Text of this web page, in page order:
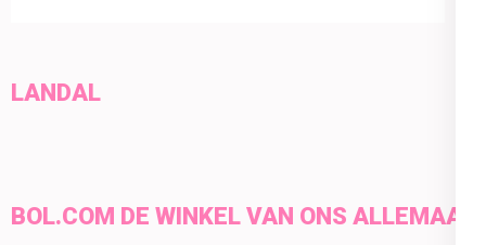
LANDAL
BOL.COM DE WINKEL VAN ONS ALLEMAAL